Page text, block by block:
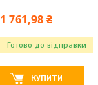
1 761,98 ₴
Готово до відправки
КУПИТИ